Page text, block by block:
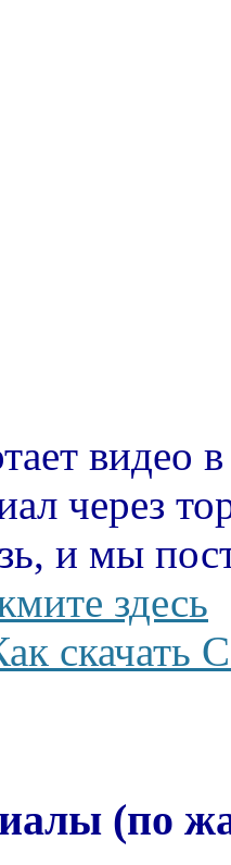
видео
через
и мы
здесь
скачать
(по